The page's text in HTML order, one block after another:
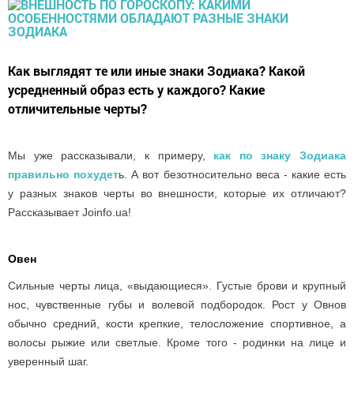
Как выглядят те или иные знаки Зодиака? Какой
усредненный образ есть у каждого? Какие
отличительные черты?
Мы уже рассказывали, к примеру, как по знаку Зодиака
правильно похудеть. А вот безотносительно веса - какие есть
у разных знаков черты во внешности, которые их отличают?
Рассказывает Joinfo.ua!
Овен
Сильные черты лица, «выдающиеся». Густые брови и крупный
нос, чувственные губы и волевой подбородок. Рост у Овнов
обычно средний, кости крепкие, телосложение спортивное, а
волосы рыжие или светлые. Кроме того - родинки на лице и
уверенный шаг.